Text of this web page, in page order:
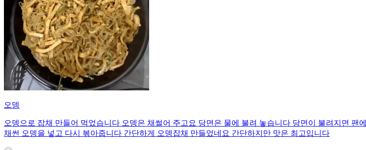
오뎅
오뎅으로 잡채 만들어 먹었습니다 오뎅은 채썰어 주고요 당면은 물에 불려 놓습니다 당면이 불려지면
채썬 오뎅을 넣고 다시 볶아줍니다 간단하게 오뎅잡채 만들었네요 간단하지만 맛은 최고입니다